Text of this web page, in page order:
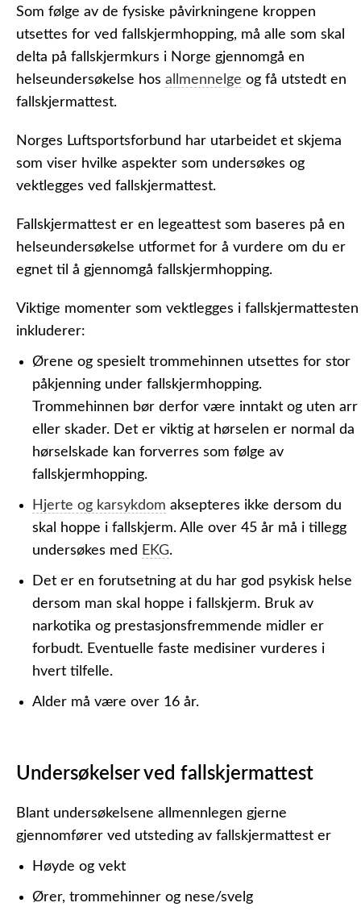
Som følge av de fysiske påvirkningene kroppen
utsettes for ved fallskjermhopping, må alle som skal
delta på fallskjermkurs i Norge gjennomgå en
helseundersøkelse hos allmennelge og få utstedt en
fallskjermattest.
Norges Luftsportsforbund har utarbeidet et skjema
som viser hvilke aspekter som undersøkes og
vektlegges ved fallskjermattest.
Fallskjermattest er en legeattest som baseres på en
helseundersøkelse utformet for å vurdere om du er
egnet til å gjennomgå fallskjermhopping.
Viktige momenter som vektlegges i fallskjermattesten
inkluderer:
Ørene og spesielt trommehinnen utsettes for stor
påkjenning under fallskjermhopping.
Trommehinnen bør derfor være inntakt og uten arr
eller skader. Det er viktig at hørselen er normal da
hørselskade kan forverres som følge av
fallskjermhopping.
Hjerte og karsykdom aksepteres ikke dersom du
skal hoppe i fallskjerm. Alle over 45 år må i tillegg
undersøkes med EKG.
Det er en forutsetning at du har god psykisk helse
dersom man skal hoppe i fallskjerm. Bruk av
narkotika og prestasjonsfremmende midler er
forbudt. Eventuelle faste medisiner vurderes i
hvert tilfelle.
Alder må være over 16 år.
Undersøkelser ved fallskjermattest
Blant undersøkelsene allmennlegen gjerne
gjennomfører ved utsteding av fallskjermattest er
Høyde og vekt
Ører, trommehinner og nese/svelg